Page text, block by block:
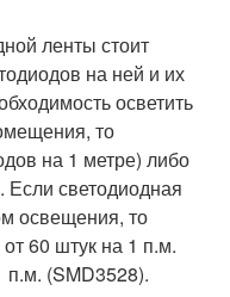
до нужной длины
Ленты для подсветки
ленты стоит
на ней и их
осветить
то
на 1 метре) либо
светодиодная
освещения, то
60 штук на 1 п.м.
п.м. (SMD3528).